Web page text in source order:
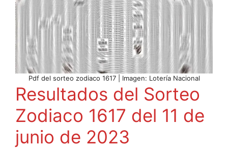
Pdf del sorteo zodiaco 1617 | Imagen: Lotería Nacional
Resultados del Sorteo
Zodiaco 1617 del 11 de
junio de 2023